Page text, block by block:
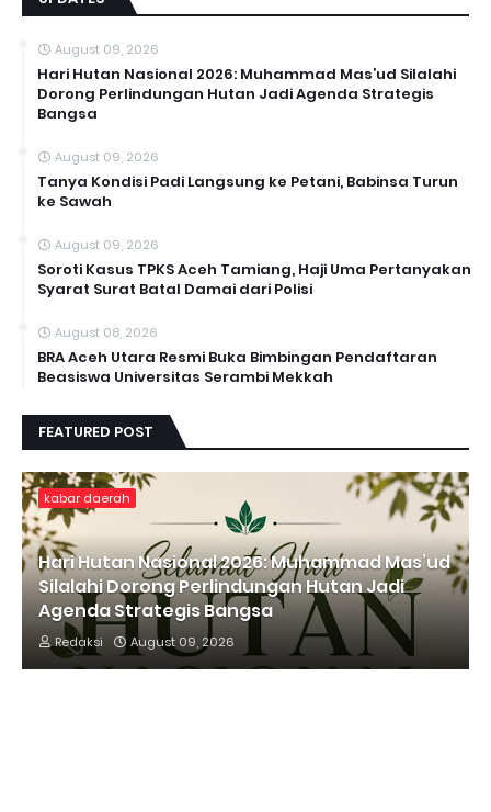
August 09, 2026
Hari Hutan Nasional 2026: Muhammad Mas’ud Silalahi
Dorong Perlindungan Hutan Jadi Agenda Strategis
Bangsa
August 09, 2026
Tanya Kondisi Padi Langsung ke Petani, Babinsa Turun
ke Sawah
August 09, 2026
Soroti Kasus TPKS Aceh Tamiang, Haji Uma Pertanyakan
Syarat Surat Batal Damai dari Polisi
August 08, 2026
BRA Aceh Utara Resmi Buka Bimbingan Pendaftaran
Beasiswa Universitas Serambi Mekkah
FEATURED POST
kabar daerah
Hari Hutan Nasional 2026: Muhammad Mas’ud
Silalahi Dorong Perlindungan Hutan Jadi
Agenda Strategis Bangsa
Redaksi August 09, 2026